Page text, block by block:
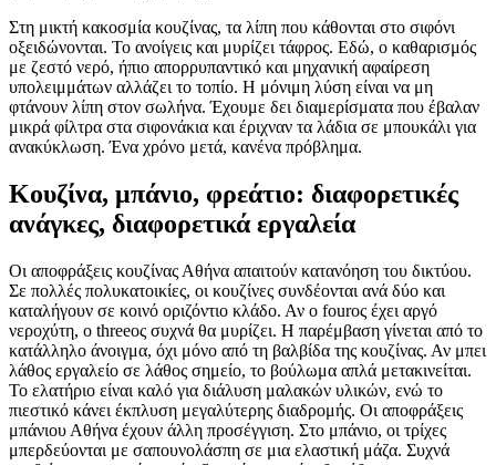
Στη μικτή κακοσμία κουζίνας, τα λίπη που κάθονται στο σιφόνι
οξειδώνονται. Το ανοίγεις και μυρίζει τάφρος. Εδώ, ο καθαρισμός
με ζεστό νερό, ήπιο απορρυπαντικό και μηχανική αφαίρεση
υπολειμμάτων αλλάζει το τοπίο. Η μόνιμη λύση είναι να μη
φτάνουν λίπη στον σωλήνα. Έχουμε δει διαμερίσματα που έβαλαν
μικρά φίλτρα στα σιφονάκια και έριχναν τα λάδια σε μπουκάλι για
ανακύκλωση. Ένα χρόνο μετά, κανένα πρόβλημα.
Κουζίνα, μπάνιο, φρεάτιο: διαφορετικές
ανάγκες, διαφορετικά εργαλεία
Οι αποφράξεις κουζίνας Αθήνα απαιτούν κατανόηση του δικτύου.
Σε πολλές πολυκατοικίες, οι κουζίνες συνδέονται ανά δύο και
καταλήγουν σε κοινό οριζόντιο κλάδο. Αν ο fourος έχει αργό
νεροχύτη, ο threeος συχνά θα μυρίζει. Η παρέμβαση γίνεται από το
κατάλληλο άνοιγμα, όχι μόνο από τη βαλβίδα της κουζίνας. Αν μπει
λάθος εργαλείο σε λάθος σημείο, το βούλωμα απλά μετακινείται.
Το ελατήριο είναι καλό για διάλυση μαλακών υλικών, ενώ το
πιεστικό κάνει έκπλυση μεγαλύτερης διαδρομής. Οι αποφράξεις
μπάνιου Αθήνα έχουν άλλη προσέγγιση. Στο μπάνιο, οι τρίχες
μπερδεύονται με σαπουνολάσπη σε μια ελαστική μάζα. Συχνά